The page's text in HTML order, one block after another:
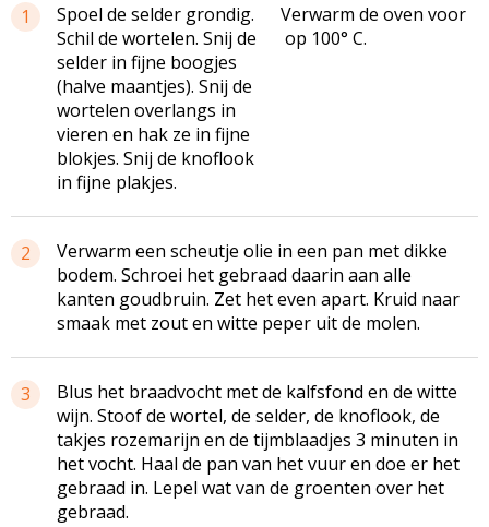
1
Spoel de selder grondig.
Schil de wortelen. Snij de
selder in fijne boogjes
(halve maantjes). Snij de
wortelen overlangs in
vieren en hak ze in fijne
blokjes. Snij de knoflook
in fijne plakjes.
Verwarm de oven voor
op 100° C.
2
Verwarm een scheutje olie in een pan met dikke
bodem. Schroei het gebraad daarin aan alle
kanten goudbruin. Zet het even apart. Kruid naar
smaak met zout en witte peper uit de molen.
3
Blus het braadvocht met de kalfsfond en de witte
wijn. Stoof de wortel, de selder, de knoflook, de
takjes rozemarijn en de tijmblaadjes 3 minuten in
het vocht. Haal de pan van het vuur en doe er het
gebraad in. Lepel wat van de groenten over het
gebraad.